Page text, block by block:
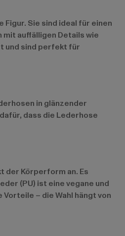
Sie sind ideal für einen
auffälligen Details wie
und sind perfekt für
in glänzender
dass die Lederhose
der Körperform an. Es
(PU) ist eine vegane und
– die Wahl hängt von